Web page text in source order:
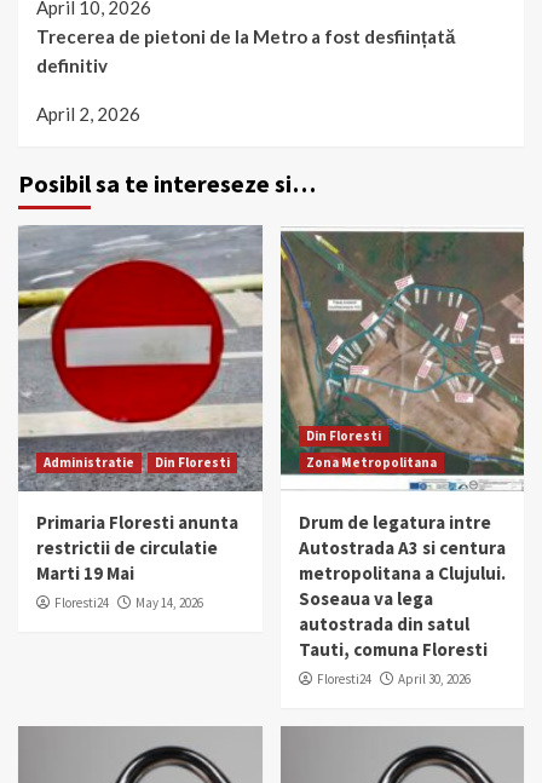
April 10, 2026
Trecerea de pietoni de la Metro a fost desființată
definitiv
April 2, 2026
Posibil sa te intereseze si…
Administratie Din Floresti
Primaria Floresti anunta
restrictii de circulatie
Marti 19 Mai
Floresti24 May 14, 2026
Din Floresti
Zona Metropolitana
Drum de legatura intre
Autostrada A3 si centura
metropolitana a Clujului.
Soseaua va lega
autostrada din satul
Tauti, comuna Floresti
Floresti24 April 30, 2026